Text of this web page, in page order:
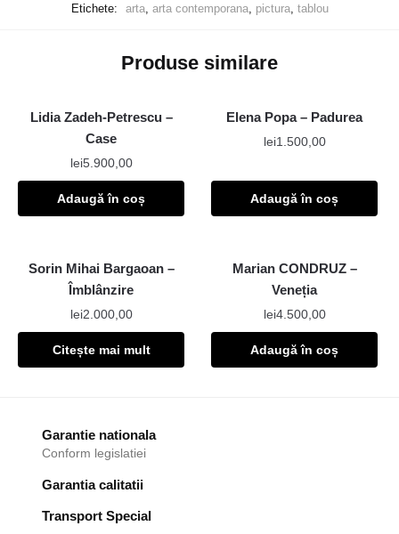
Etichete:
arta, arta contemporana, pictura, tablou
Produse similare
Lidia Zadeh-Petrescu –
Case
lei5.900,00
Adaugă în coș
Elena Popa – Padurea
lei1.500,00
Adaugă în coș
Sorin Mihai Bargaoan –
Îmblânzire
lei2.000,00
Citește mai mult
Marian CONDRUZ –
Veneția
lei4.500,00
Adaugă în coș
Garantie nationala
Conform legislatiei
Garantia calitatii
Transport Special